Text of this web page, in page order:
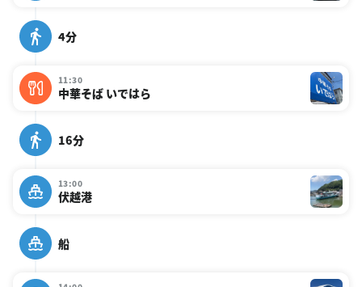
4分
11:30
中華そば いではら
16分
13:00
伏越港
船